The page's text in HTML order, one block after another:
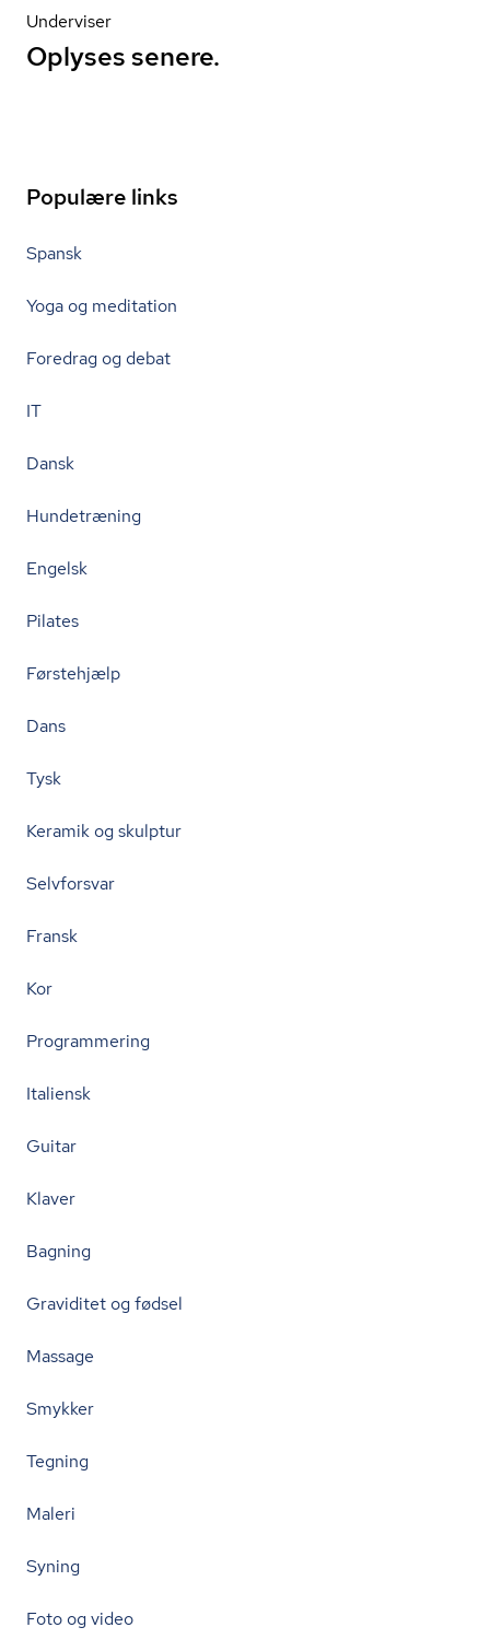
Underviser
Oplyses senere.
Populære links
Spansk
Yoga og meditation
Foredrag og debat
IT
Dansk
Hundetræning
Engelsk
Pilates
Førstehjælp
Dans
Tysk
Keramik og skulptur
Selvforsvar
Fransk
Kor
Programmering
Italiensk
Guitar
Klaver
Bagning
Graviditet og fødsel
Massage
Smykker
Tegning
Maleri
Syning
Foto og video